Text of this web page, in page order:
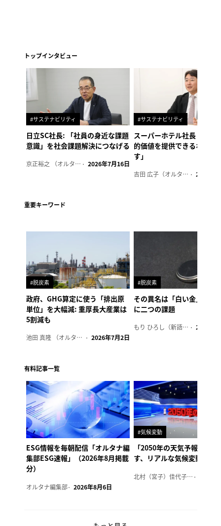
トップインタビュー
#サステナビリティ
日立SC社長: 「社員の身近な課題
意識」を社会課題解決につなげる
京正裕之 （オルタナ副編集長） 2026年7月16日
#サステナビリティ
スーパーホテル社長「地域
的価値を提供できるホテル
す」
吉田 広子（オルタナ輪番編集長） 2026年6
重要キーワード
#脱炭素
政府、GHG算定に使う「排出原
単位」を大幅減: 重厚長大産業は
5割減も
池田 真隆 （オルタナ輪番編集長） 2026年7月2日
#脱炭素
その異名は「白い金」、リ
に二つの課題
もり ひろし（新語ウォッチャー） 2023年7
有料記事一覧
ESG情報を毎朝配信「オルタナ編
集部ESG速報」（2026年8月掲載
分）
オルタナ編集部 2026年8月6日
#気候変動
「2050年の天気予報 Ver.2
す、リアルな気候変動の影
北村（宮子）佳代子（オルタナ輪番編集長）